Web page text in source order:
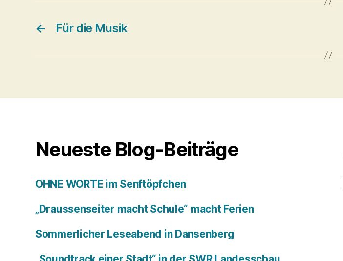
← Für die Musik
Neueste Blog-Beiträge
OHNE WORTE im Senftöpfchen
„Draussenseiter macht Schule“ macht Ferien
Sommerlicher Leseabend in Dansenberg